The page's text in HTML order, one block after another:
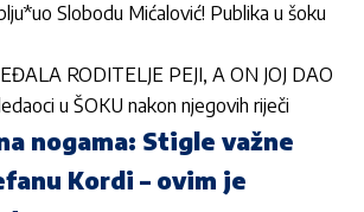
Slobodu Mićalović! Publika u šoku
RODITELJE PEJI, A ON JOJ DAO
u ŠOKU nakon njegovih riječi
nogama: Stigle važne
Kordi – ovim je